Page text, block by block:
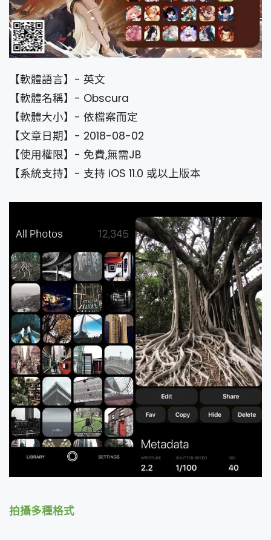
【軟體語言】- 英文
【軟體名稱】- Obscura
【軟體大小】- 依檔案而定
【文章日期】- 2018-08-02
【使用權限】- 免費,無需JB
【系統支持】- 支持 iOS 11.0 或以上版本
拍攝多種格式